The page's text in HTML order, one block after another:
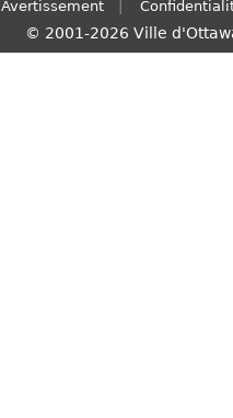
Avertissement
© 2001-2026 Ville